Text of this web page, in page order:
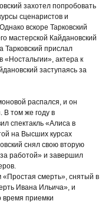
захотел попробовать
сценаристов и
вскоре Тарковский
мастерской Кайдановский
Тарковский прислал
«Ностальгии», актера к
заступаясь за
распался, и он
В том же году в
спектакль «Алиса в
на Высших курсах
снял свою вторую
работой» и завершил
смерть», снятый в
Ивана Ильича», и
время приемки